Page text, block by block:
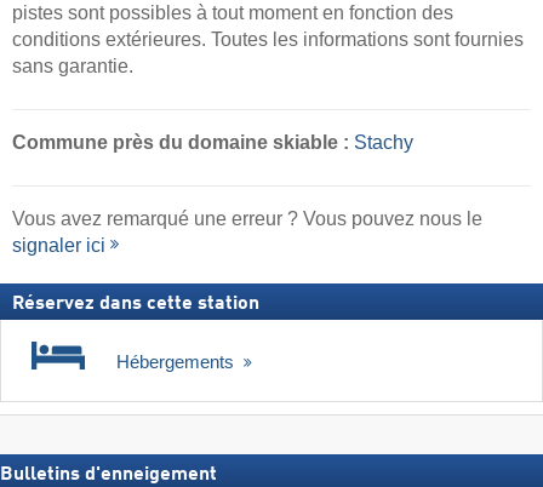
pistes sont possibles à tout moment en fonction des
conditions extérieures. Toutes les informations sont fournies
sans garantie.
Commune près du domaine skiable : Stachy
Vous avez remarqué une erreur ? Vous pouvez nous le
signaler ici
Réservez dans cette station
Hébergements
Bulletins d'enneigement